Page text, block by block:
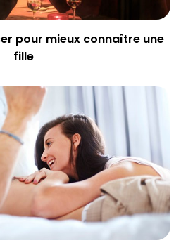
pour mieux connaître une
fille